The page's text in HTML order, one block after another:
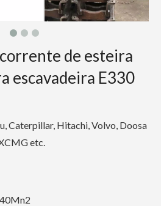
de esteira
escavadeira E330
Caterpillar, Hitachi, Volvo, Doosa
etc.